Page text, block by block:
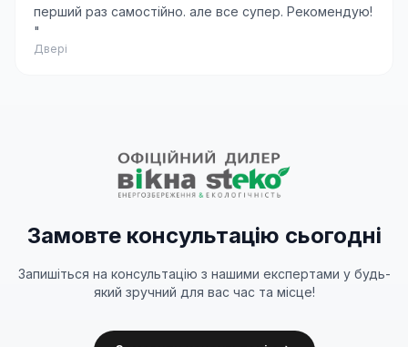
перший раз самостійно. але все супер. Рекомендую!
"
Двері
Замовте консультацію сьогодні
Запишіться на консультацію з нашими експертами у будь-
який зручний для вас час та місце!